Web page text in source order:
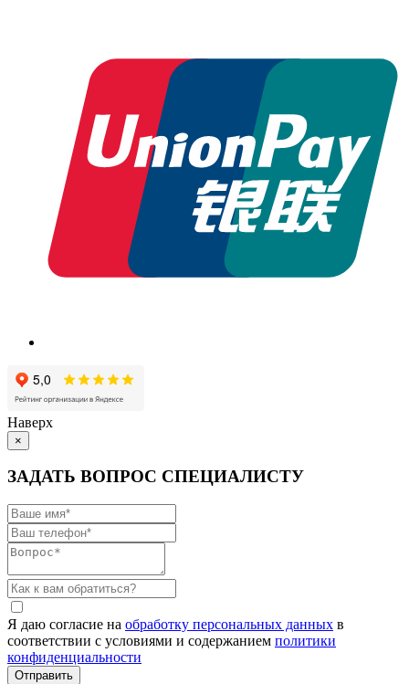
Наверх
×
ЗАДАТЬ ВОПРОС СПЕЦИАЛИСТУ
Я даю согласие на обработку персональных данных в
соответствии с условиями и содержанием политики
конфиденциальности